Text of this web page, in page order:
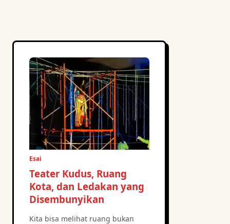
Esai
Teater Kudus, Ruang
Kota, dan Ledakan yang
Disembunyikan
Kita bisa melihat ruang bukan